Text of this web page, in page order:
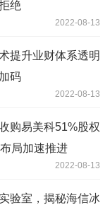
绝
2022-08-13
提升业财体系透明
码
2022-08-13
购易美科51%股权
局加速推进
2022-08-13
验室，揭秘海信冰